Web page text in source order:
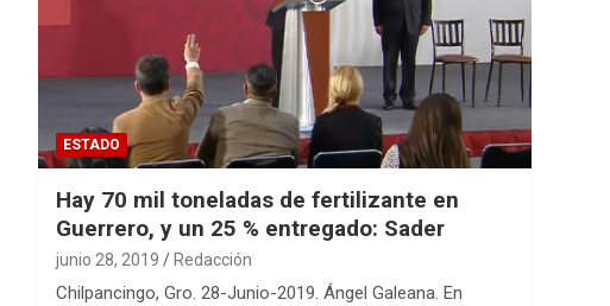
ESTADO
Hay 70 mil toneladas de fertilizante en
Guerrero, y un 25 % entregado: Sader
junio 28, 2019 Redacción
Chilpancingo, Gro. 28-Junio-2019. Ángel Galeana. En